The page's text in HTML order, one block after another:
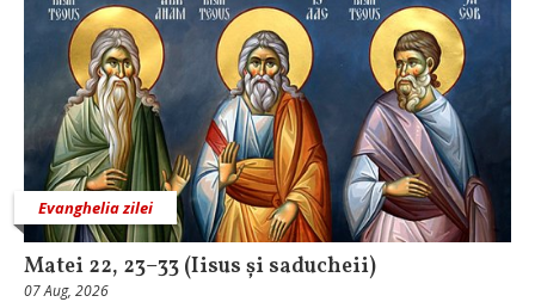
Evanghelia zilei
Matei 22, 23–33 (Iisus și saducheii)
07 Aug, 2026